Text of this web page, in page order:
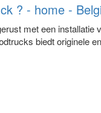
? - home -
met een installatie
biedt originele